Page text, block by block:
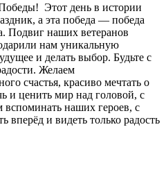
Этот день в истории
а эта победа — победа
Подвиг наших ветеранов
нам уникальную
и делать выбор. Будьте с
Желаем
счастья, красиво мечтать о
и ценить мир над головой, с
наших героев, с
и видеть только радость